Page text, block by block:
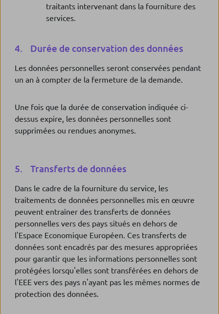
traitants intervenant dans la fourniture des
services.
4. Durée de conservation des données
Les données personnelles seront conservées pendant
un an à compter de la fermeture de la demande.
Une fois que la durée de conservation indiquée ci-
dessus expire, les données personnelles sont
supprimées ou rendues anonymes.
5. Transferts de données
Dans le cadre de la fourniture du service, les
traitements de données personnelles mis en œuvre
peuvent entraîner des transferts de données
personnelles vers des pays situés en dehors de
l'Espace Economique Européen. Ces transferts de
données sont encadrés par des mesures appropriées
pour garantir que les informations personnelles sont
protégées lorsqu'elles sont transférées en dehors de
l'EEE vers des pays n'ayant pas les mêmes normes de
protection des données.